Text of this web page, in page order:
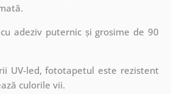
adeziv puternic și grosime de 90
UV-led, fototapetul este rezistent
culorile vii.